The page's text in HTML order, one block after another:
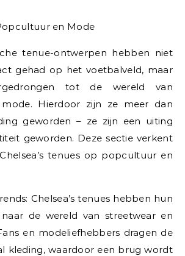
en Mode
tenue-ontwerpen hebben niet
gehad op het voetbalveld, maar
tot de wereld van
Hierdoor zijn ze meer dan
geworden – ze zijn een uiting
geworden. Deze sectie verkent
tenues op popcultuur en
Chelsea’s tenues hebben hun
de wereld van streetwear en
en modeliefhebbers dragen de
kleding, waardoor een brug wordt